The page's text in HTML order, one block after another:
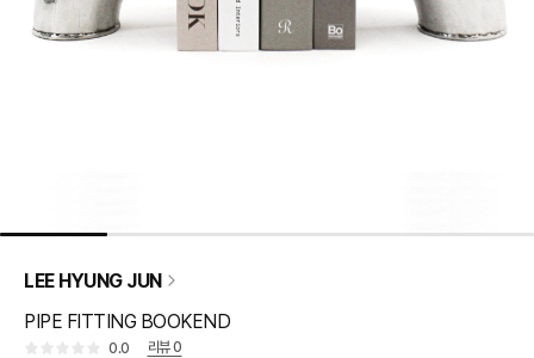
LEE HYUNG JUN
PIPE FITTING BOOKEND
0.0 리뷰0